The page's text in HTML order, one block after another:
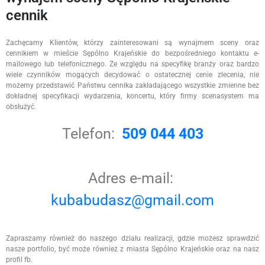
cennik
Zachęcamy Klientów, którzy zainteresowani są wynajmem sceny oraz
cennikiem w mieście Sępólno Krajeńskie do bezpośredniego kontaktu e-
mailowego lub telefonicznego. Ze względu na specyfikę branży oraz bardzo
wiele czynników mogących decydować o ostatecznej cenie zlecenia, nie
możemy przedstawić Państwu cennika zakładającego wszystkie zmienne bez
dokładnej specyfikacji wydarzenia, koncertu, który firmy scenasystem ma
obsłużyć.
Telefon: 509 044 403
Adres e-mail:
kubabudasz@gmail.com
Zapraszamy również do naszego działu realizacji, gdzie możesz sprawdzić
nasze portfolio, być może również z miasta Sępólno Krajeńskie oraz na nasz
profil fb.